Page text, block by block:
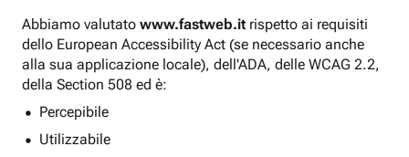
Abbiamo valutato www.fastweb.it rispetto ai requisiti
dello European Accessibility Act (se necessario anche
alla sua applicazione locale), dell'ADA, delle WCAG 2.2,
della Section 508 ed è:
Percepibile
Utilizzabile